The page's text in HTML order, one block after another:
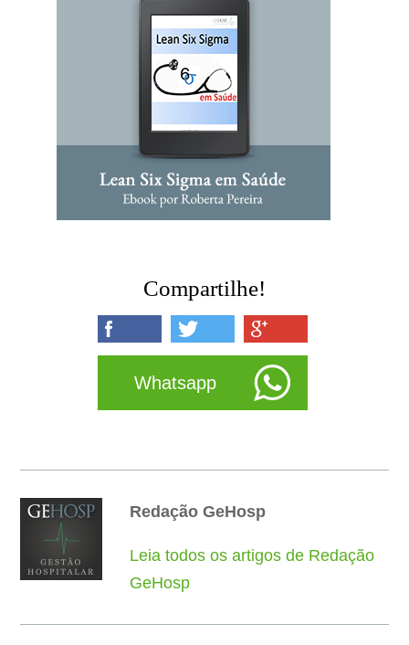
Compartilhe!
Whatsapp
Redação GeHosp
Leia todos os artigos de Redação
GeHosp